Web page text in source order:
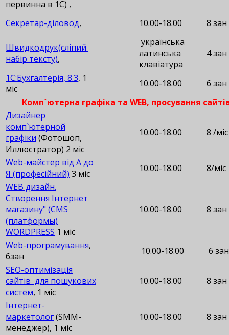
первинна в 1С) ,
Секретар-діловод, 10.00-18.00 8 зан
Швидкодрук(сліпий
набір тексту),
українська
латинська
клавіатура
4 зан
1С:Бухгалтерія, 8.3, 1
міс
10.00-18.00
6 зан
Комп`ютерна графіка та WEB, просування
Дизайнер
комп`ютерной
графіки (Фотошоп,
Иллюстратор) 2 міс
10.00-18.00 8 /міс
Web-майстер від А до
Я (професійний) 3 міс 10.00-18.00
8/міс
WEB дизайн.
Створення Інтернет
магазину" (CMS
(платформы)
WORDPRESS 1 міс
10.00-18.00 8 зан
Web-програмування,
6зан
10.00-18.00
6 зан
SEO-оптимізація
сайтів для пошукових
систем, 1 міс
10.00-18.00 8 зан
Інтернет-
маркетолог(SMM-
менеджер), 1 міс
10.00-18.00 8 зан